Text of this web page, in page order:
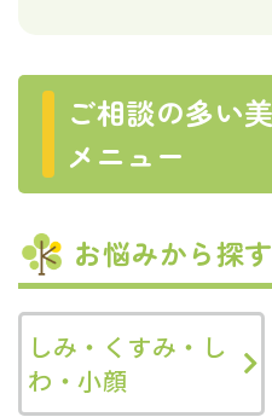
ご相談の多い
メニュー
お悩みから探す
しみ・くすみ・し
わ・小顔